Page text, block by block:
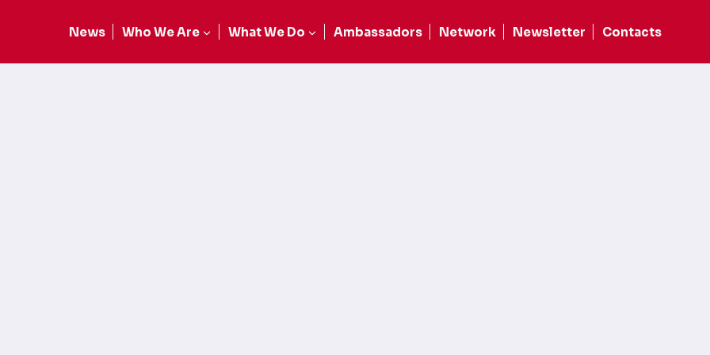
News Who We Are What We Do Ambassadors Network Newsletter Contacts